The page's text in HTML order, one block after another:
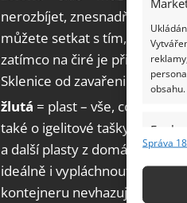
obsahu.
Funkce
Správa
nerozbíjet, znesnadňuje to
můžete setkat s tím, že do
zatímco na čiré je přistavený
Sklenice od zavařenin
žlutá = plast – vše, co je
také o igelitové tašky, staré
a další plasty z domácnosti.
ideálně i vypláchnout. Obaly
kontejneru nevhazujeme.